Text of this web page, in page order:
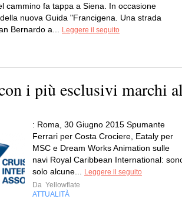
cammino fa tappa a Siena. In occasione
nuova Guida "Francigena. Una strada
Bernardo a...
Leggere il seguito
i più esclusivi marchi
: Roma, 30 Giugno 2015 Spumante
Ferrari per Costa Crociere, Eataly per
MSC e Dream Works Animation sulle
navi Royal Caribbean International:
solo alcune...
Leggere il seguito
Da Yellowflate
ATTUALITÀ